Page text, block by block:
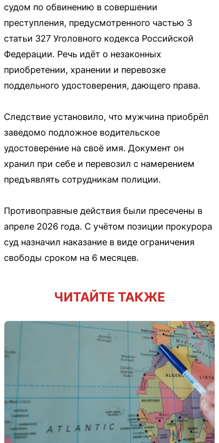
судом по обвинению в совершении
преступления, предусмотренного частью 3
статьи 327 Уголовного кодекса Российской
Федерации. Речь идёт о незаконных
приобретении, хранении и перевозке
поддельного удостоверения, дающего права.
Следствие установило, что мужчина приобрёл
заведомо подложное водительское
удостоверение на своё имя. Документ он
хранил при себе и перевозил с намерением
предъявлять сотрудникам полиции.
Противоправные действия были пресечены в
апреле 2026 года. С учётом позиции прокурора
суд назначил наказание в виде ограничения
свободы сроком на 6 месяцев.
ЧИТАЙТЕ ТАКЖЕ